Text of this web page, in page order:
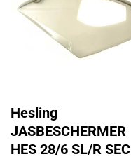
Hesling
JASBESCHERMER
HES 28/6 SL/R SEC